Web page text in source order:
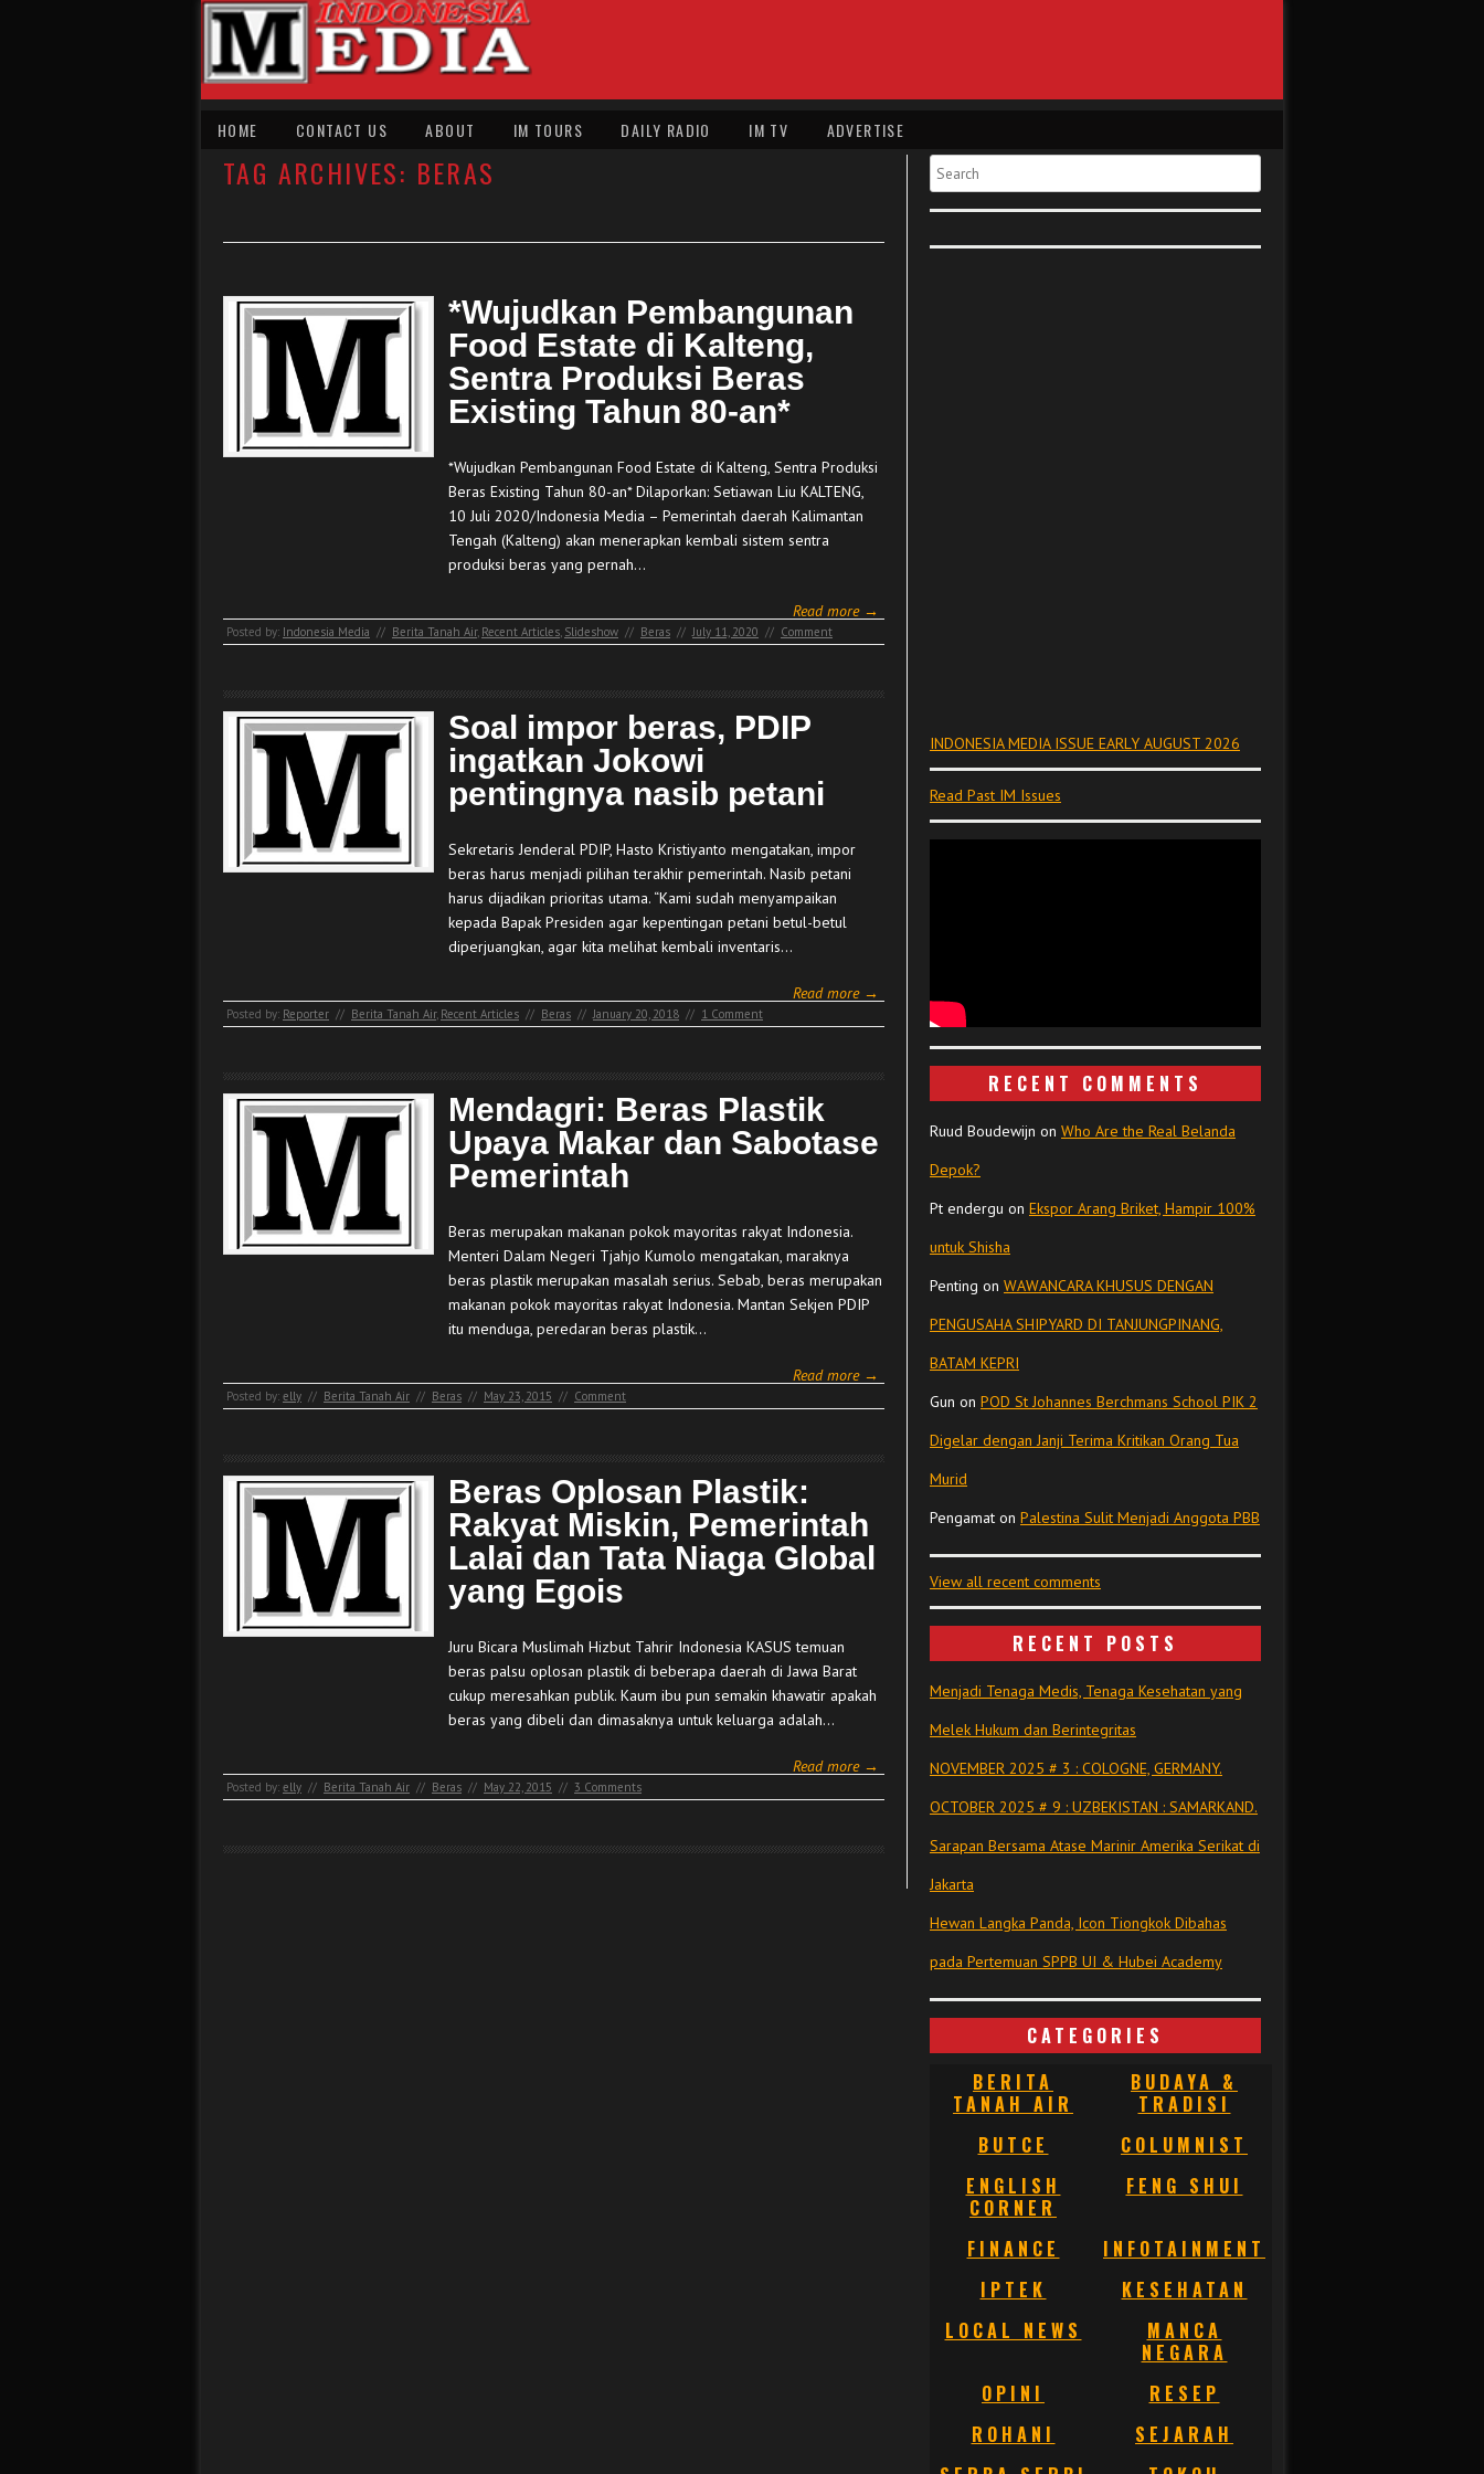
HOME CONTACT US ABOUT IM TOURS DAILY RADIO IM TV ADVERTISE
TAG ARCHIVES: BERAS
*Wujudkan Pembangunan
Food Estate di Kalteng,
Sentra Produksi Beras
Existing Tahun 80-an*
*Wujudkan Pembangunan Food Estate di Kalteng, Sentra Produksi
Beras Existing Tahun 80-an* Dilaporkan: Setiawan Liu KALTENG,
10 Juli 2020/Indonesia Media – Pemerintah daerah Kalimantan
Tengah (Kalteng) akan menerapkan kembali sistem sentra
produksi beras yang pernah…
Read more →
Posted by: Indonesia Media // Berita Tanah Air, Recent Articles, Slideshow // Beras // July 11, 2020 // Comment
Soal impor beras, PDIP
ingatkan Jokowi
pentingnya nasib petani
Sekretaris Jenderal PDIP, Hasto Kristiyanto mengatakan, impor
beras harus menjadi pilihan terakhir pemerintah. Nasib petani
harus dijadikan prioritas utama. “Kami sudah menyampaikan
kepada Bapak Presiden agar kepentingan petani betul-betul
diperjuangkan, agar kita melihat kembali inventaris…
Read more →
Posted by: Reporter // Berita Tanah Air, Recent Articles // Beras // January 20, 2018 // 1 Comment
Mendagri: Beras Plastik
Upaya Makar dan Sabotase
Pemerintah
Beras merupakan makanan pokok mayoritas rakyat Indonesia.
Menteri Dalam Negeri Tjahjo Kumolo mengatakan, maraknya
beras plastik merupakan masalah serius. Sebab, beras merupakan
makanan pokok mayoritas rakyat Indonesia. Mantan Sekjen PDIP
itu menduga, peredaran beras plastik…
Read more →
Posted by: elly // Berita Tanah Air // Beras // May 23, 2015 // Comment
Beras Oplosan Plastik:
Rakyat Miskin, Pemerintah
Lalai dan Tata Niaga Global
yang Egois
Juru Bicara Muslimah Hizbut Tahrir Indonesia KASUS temuan
beras palsu oplosan plastik di beberapa daerah di Jawa Barat
cukup meresahkan publik. Kaum ibu pun semakin khawatir apakah
beras yang dibeli dan dimasaknya untuk keluarga adalah…
Read more →
Posted by: elly // Berita Tanah Air // Beras // May 22, 2015 // 3 Comments
Search
INDONESIA MEDIA ISSUE EARLY AUGUST 2026
Read Past IM Issues
RECENT COMMENTS
Ruud Boudewijn on Who Are the Real Belanda
Depok?
Pt endergu on Ekspor Arang Briket, Hampir 100%
untuk Shisha
Penting on WAWANCARA KHUSUS DENGAN
PENGUSAHA SHIPYARD DI TANJUNGPINANG,
BATAM KEPRI
Gun on POD St Johannes Berchmans School PIK 2
Digelar dengan Janji Terima Kritikan Orang Tua
Murid
Pengamat on Palestina Sulit Menjadi Anggota PBB
View all recent comments
RECENT POSTS
Menjadi Tenaga Medis, Tenaga Kesehatan yang
Melek Hukum dan Berintegritas
NOVEMBER 2025 # 3 : COLOGNE, GERMANY.
OCTOBER 2025 # 9 : UZBEKISTAN : SAMARKAND.
Sarapan Bersama Atase Marinir Amerika Serikat di
Jakarta
Hewan Langka Panda, Icon Tiongkok Dibahas
pada Pertemuan SPPB UI & Hubei Academy
CATEGORIES
BERITA
TANAH AIR
BUDAYA &
TRADISI
BUTCE
COLUMNIST
ENGLISH
CORNER
FENG SHUI
FINANCE
INFOTAINMENT
IPTEK
KESEHATAN
LOCAL NEWS
MANCA
NEGARA
OPINI
RESEP
ROHANI
SEJARAH